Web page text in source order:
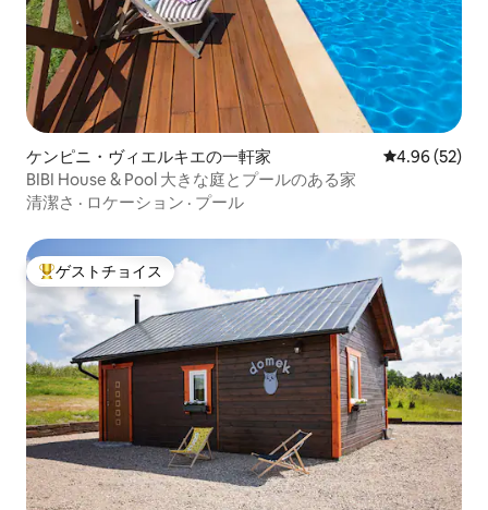
ケンピニ・ヴィエルキエの一軒家 レビュー52
4.96 (52)
BIBI House & Pool 大きな庭とプールのある家
清潔さ · ロケーション · プール
大好評のゲストチョイスです。
ゲストチョイス